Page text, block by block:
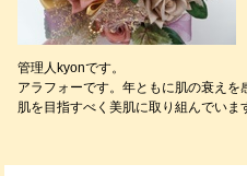
管理人kyonです。
アラフォーです。年ともに肌の衰え
肌を目指すべく美肌に取り組んでいま